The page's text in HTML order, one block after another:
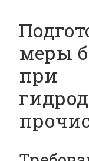
меры
при